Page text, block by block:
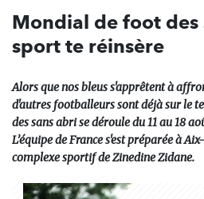
Mondial de foot des
sport te réinsère
Alors que nos bleus s'apprêtent à
d'autres footballeurs sont déjà sur le
des sans abri se déroule du 11 au 18
L’équipe de France s'est préparée à
complexe sportif de Zinedine Zidane.